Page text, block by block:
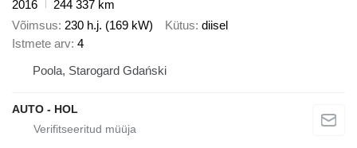
2016
244 337 km
Võimsus 230 h.j. (169 kW) Kütus diisel
Istmete arv 4
Poola, Starogard Gdański
AUTO - HOL